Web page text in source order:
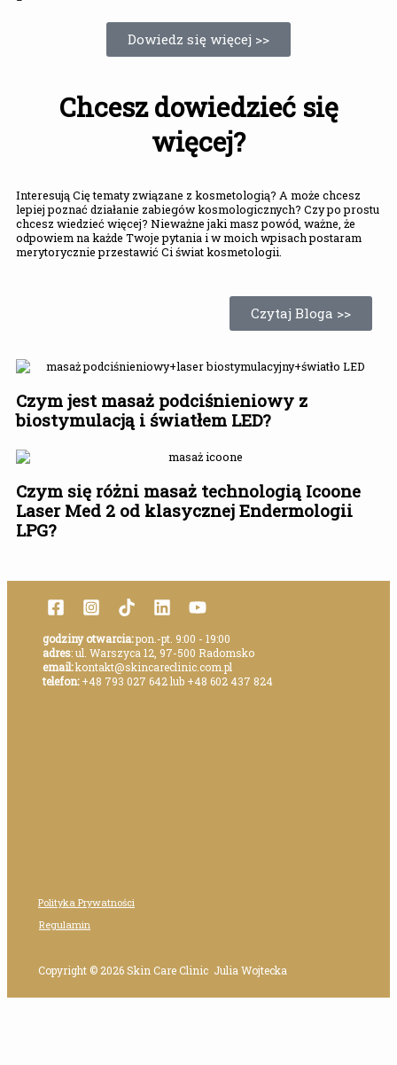
Dowiedz się więcej >>
Chcesz dowiedzieć się
więcej?
Interesują Cię tematy związane z kosmetologią? A może chcesz
lepiej poznać działanie zabiegów kosmologicznych? Czy po prostu
chcesz wiedzieć więcej? Nieważne jaki masz powód, ważne, że
odpowiem na każde Twoje pytania i w moich wpisach postaram
merytorycznie przestawić Ci świat kosmetologii.
Czytaj Bloga >>
Czym jest masaż podciśnieniowy z
biostymulacją i światłem LED?
Czym się różni masaż technologią Icoone
Laser Med 2 od klasycznej Endermologii
LPG?
godziny otwarcia:pon.-pt. 9:00 - 19:00
adres: ul. Warszyca 12, 97-500 Radomsko
email:kontakt@skincareclinic.com.pl
telefon: +48 793 027 642lub +48 602 437 824
Polityka Prywatności
Regulamin
Copyright © 2026 Skin Care Clinic Julia Wojtecka